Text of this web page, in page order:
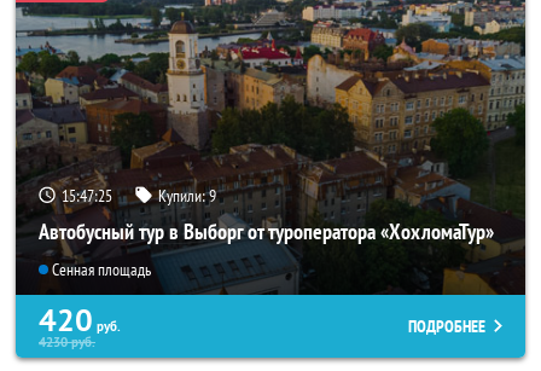
15:47:24 Купили:9
Автобусный тур в Выборг от туроператора «ХохломаТур»
Сенная площадь
420 руб.
4230руб.
ПОДРОБНЕЕ